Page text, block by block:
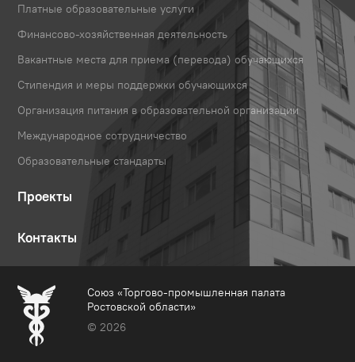
Платные образовательные услуги
Финансово-хозяйственная деятельность
Вакантные места для приема (перевода) обучающихся
Стипендия и меры поддержки обучающихся
Организация питания в образовательной организации
Международное сотрудничество
Образовательные стандарты
Проекты
Контакты
Союз «Торгово-промышленная палата
Ростовской области»
© 2026